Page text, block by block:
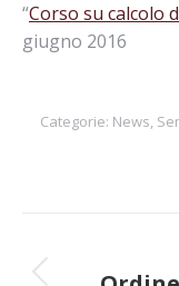
“Corso su calcolo
giugno 2016
Categorie: News,